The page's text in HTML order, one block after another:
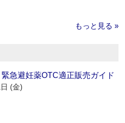
もっと見る »
緊急避妊薬OTC適正販売ガイド
(金)